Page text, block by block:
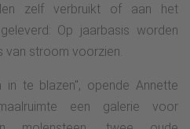
zelf verbruikt of aan het
Op jaarbasis worden
van stroom voorzien.
te blazen", opende Annette
een galerie voor